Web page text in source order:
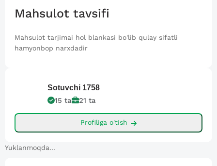
Mahsulot tavsifi
Mahsulot tarjimai hol blankasi bo'lib qulay sifatli
hamyonbop narxdadir
Sotuvchi 1758
15 ta 21 ta
Profiliga o'tish
Yuklanmoqda...